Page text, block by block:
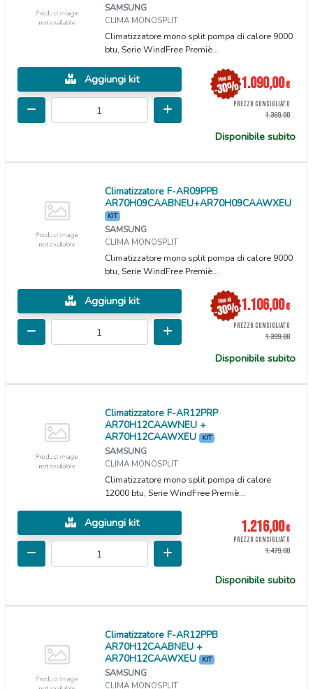
SAMSUNG
CLIMA MONOSPLIT
Climatizzatore mono split pompa di calore 9000
btu, Serie WindFree Premiè...
Aggiungi kit 1.090,00€
PREZZO CONSIGLIATO
1.369,00
Disponibile subito
Climatizzatore F-AR09PPB
AR70H09CAABNEU+AR70H09CAAWXEU
KIT
SAMSUNG
CLIMA MONOSPLIT
Climatizzatore mono split pompa di calore 9000
btu, Serie WindFree Premiè...
Aggiungi kit 1.106,00€
PREZZO CONSIGLIATO
1.399,00
Disponibile subito
Climatizzatore F-AR12PRP
AR70H12CAAWNEU +
AR70H12CAAWXEU KIT
SAMSUNG
CLIMA MONOSPLIT
Climatizzatore mono split pompa di calore
12000 btu, Serie WindFree Premiè...
Aggiungi kit 1.216,00€
PREZZO CONSIGLIATO
1.479,00
Disponibile subito
Climatizzatore F-AR12PPB
AR70H12CAABNEU +
AR70H12CAAWXEU KIT
SAMSUNG
CLIMA MONOSPLIT